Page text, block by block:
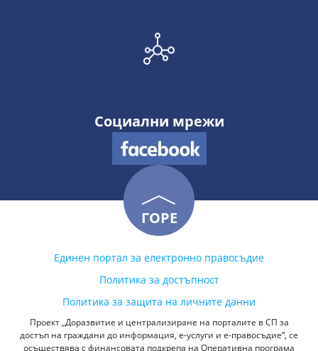
Социални мрежи
ГОРЕ
Единен портал за електронно правосъдие
Политика за достъпност
Политика за защита на личните данни
Проект „Доразвитие и централизиране на порталите в СП за
достъп на граждани до информация, е-услуги и е-правосъдие“, се
осъществява с финансовата подкрепа на Оперативна програма